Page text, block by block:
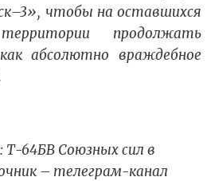
чтобы на оставшихся
продолжать
абсолютно враждебное
64БВ Союзных сил в
– телеграм-канал